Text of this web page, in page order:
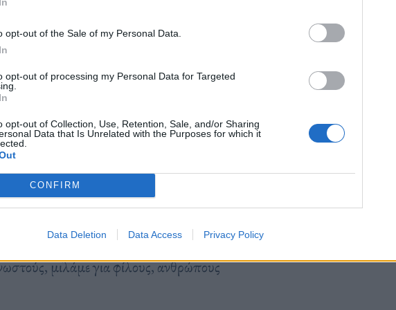
opt-out of the Sale of my Personal Data.
opt-out of processing my Personal Data for Targeted
opt-out of Collection, Use, Retention, Sale, and/or Sharing
Data that Is Unrelated with the Purposes for which it
CONFIRM
Data Deletion Data Access Privacy Policy
ας πούμε. Αν επικοινωνείτε και έχετε
σας κανόνες ηθικής, τότε όλα καλά. Αλλά με
την άποψή μας, ούτε με πρώην!
μια οικονομική εξυπηρέτηση και να μας
Αλλά αν ζητήσουμε από έναν άνθρωπο που
ένα 50ρικο να εξυπηρετηθούμε στα τέλη
το άτομο αρνηθεί, τότε guess what. Πολύ
μιλάμε για φίλους, ανθρώπους